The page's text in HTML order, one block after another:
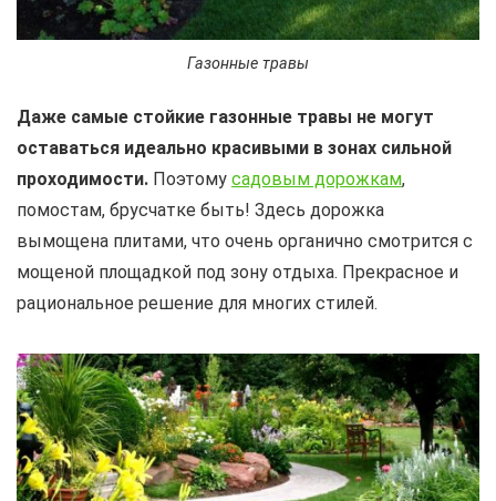
Газонные травы
Даже самые стойкие газонные травы не могут
оставаться идеально красивыми в зонах сильной
проходимости. Поэтому садовым дорожкам,
помостам, брусчатке быть! Здесь дорожка
вымощена плитами, что очень органично смотрится с
мощеной площадкой под зону отдыха. Прекрасное и
рациональное решение для многих стилей.